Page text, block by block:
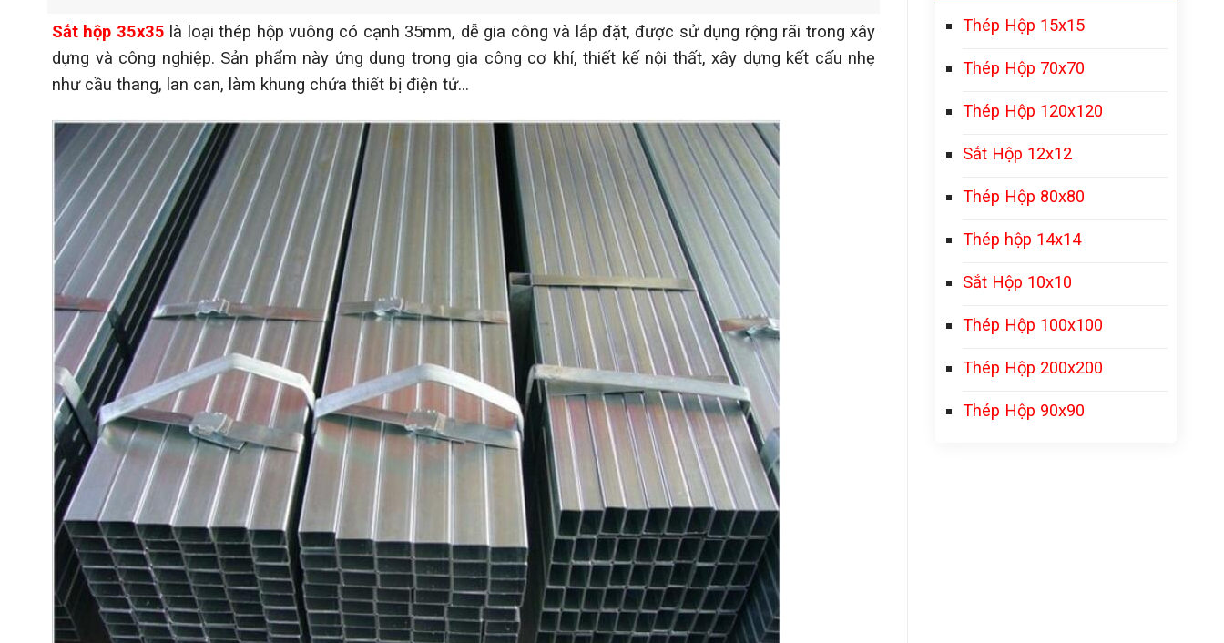
Thép Hộp 15x15
Thép Hộp 70x70
Thép Hộp 120x120
Sắt Hộp 12x12
Thép Hộp 80x80
Thép hộp 14x14
Sắt Hộp 10x10
Thép Hộp 100x100
Thép Hộp 200x200
Thép Hộp 90x90
Sắt hộp 35x35 là loạithép hộp vuông có cạnh 35mm, dễ gia công và lắp đặt, được sử dụng rộng rãi trong xây
dựng và công nghiệp. Sản phẩm này ứng dụng trong gia công cơ khí, thiết kế nội thất, xây dựng kết cấu nhẹ
như cầu thang, lan can, làm khung chứa thiết bị điện tử...